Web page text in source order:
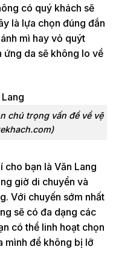
có quý khách sẽ
là lựa chọn đúng đắn
mì hay vỏ quýt
ứng da sẽ không lo về
chú trọng vấn đề về vệ
cho bạn là Văn Lang
giờ di chuyển và
Với chuyến sớm nhất
sẽ có đa dạng các
có thể linh hoạt chọn
mình để không bị lỡ